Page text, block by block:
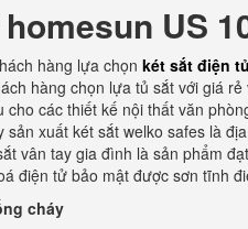
US
hàng lựa chọn két sắt điện
hàng chọn lựa tủ sắt với giá
các thiết kế nội thất văn
xuất két sắt welko safes là
vân tay gia đình là sản phẩm
điện tử bảo mật được sơn tĩnh
cháy